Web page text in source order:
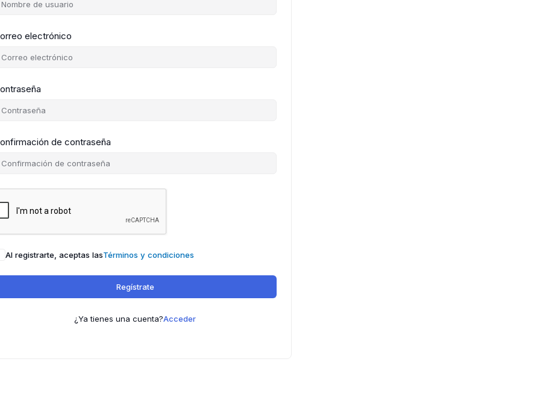
electrónico
de contraseña
Al registrarte, aceptas lasTérminos y condiciones
Regístrate
¿Ya tienes una cuenta?Acceder